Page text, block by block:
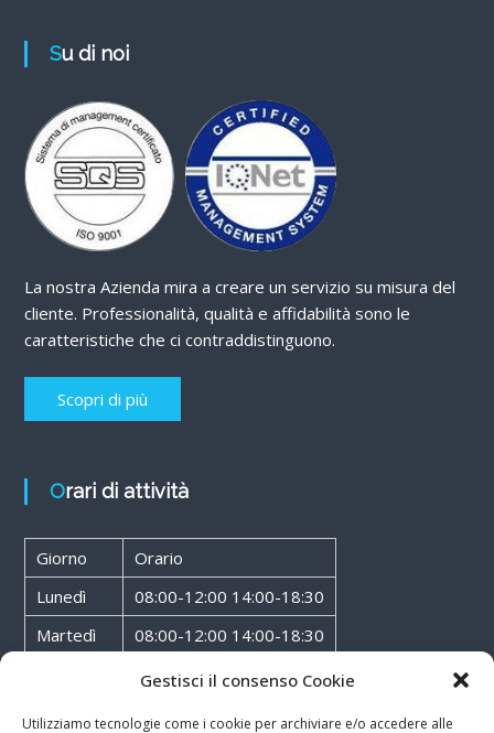
Gestisci il consenso Cookie
Utilizziamo tecnologie come i cookie per archiviare e/o accedere alle
Su di noi
La nostra Azienda mira a creare un servizio su misura del
cliente. Professionalità, qualità e affidabilità sono le
caratteristiche che ci contraddistinguono.
Scopri di più
Orari di attività
Giorno
Orario
Lunedì
08:00-12:00 14:00-18:30
Martedì
08:00-12:00 14:00-18:30
08:00-12:00 14:00-18:30
Giovedì
08:00-12:00 14:00-18:30